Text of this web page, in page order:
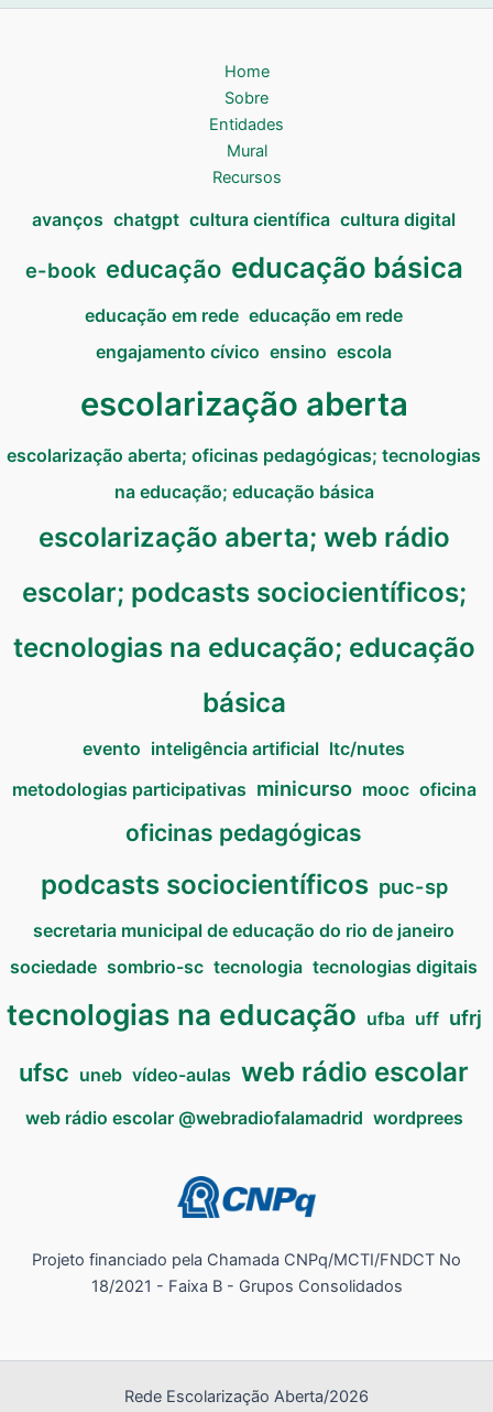
Home
Sobre
Entidades
Mural
Recursos
avanços chatgpt cultura científica cultura digital
e-book educação educação básica
educação em rede educação em rede
engajamento cívico ensino escola
escolarização aberta
escolarização aberta; oficinas pedagógicas; tecnologias
na educação; educação básica
escolarização aberta; web rádio
escolar; podcasts sociocientíficos;
tecnologias na educação; educação
básica
evento inteligência artificial ltc/nutes
metodologias participativas minicurso mooc oficina
oficinas pedagógicas
podcasts sociocientíficos puc-sp
secretaria municipal de educação do rio de janeiro
sociedade sombrio-sc tecnologia tecnologias digitais
tecnologias na educação ufba uff ufrj
ufsc uneb vídeo-aulas web rádio escolar
web rádio escolar @webradiofalamadrid wordprees
Projeto financiado pela Chamada CNPq/MCTI/FNDCT No
18/2021 - Faixa B - Grupos Consolidados
Rede Escolarização Aberta/2026